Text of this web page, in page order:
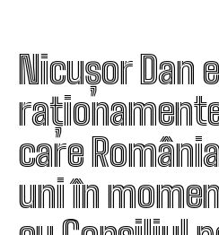
Nicușor Dan
care
uni în